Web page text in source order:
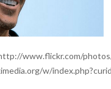
www.flickr.com/
w/